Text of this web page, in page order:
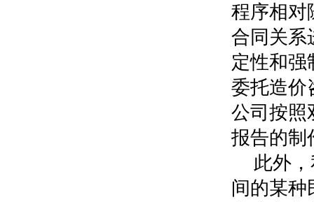
程序相对
合同关系
定性和强
委托造价
公司按照
报告的制
此外
间的某种